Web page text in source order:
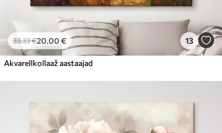
33.33€20.00 € 13
Akvarellkollaaž aastaajad